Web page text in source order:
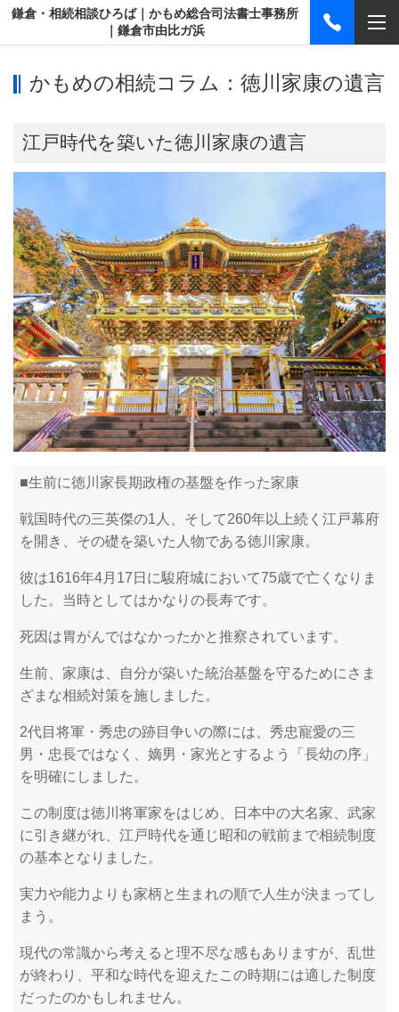
鎌倉・相続相談ひろば｜かもめ総合司法書士事務所
｜鎌倉市由比ガ浜
かもめの相続コラム：徳川家康の遺言
江戸時代を築いた徳川家康の遺言
■生前に徳川家長期政権の基盤を作った家康
戦国時代の三英傑の1人、そして260年以上続く江戸幕府
を開き、その礎を築いた人物である徳川家康。
彼は1616年4月17日に駿府城において75歳で亡くなりま
した。当時としてはかなりの長寿です。
死因は胃がんではなかったかと推察されています。
生前、家康は、自分が築いた統治基盤を守るためにさま
ざまな相続対策を施しました。
2代目将軍・秀忠の跡目争いの際には、秀忠寵愛の三
男・忠長ではなく、嫡男・家光とするよう「長幼の序」
を明確にしました。
この制度は徳川将軍家をはじめ、日本中の大名家、武家
に引き継がれ、江戸時代を通じ昭和の戦前まで相続制度
の基本となりました。
実力や能力よりも家柄と生まれの順で人生が決まってし
まう。
現代の常識から考えると理不尽な感もありますが、乱世
が終わり、平和な時代を迎えたこの時期には適した制度
だったのかもしれません。